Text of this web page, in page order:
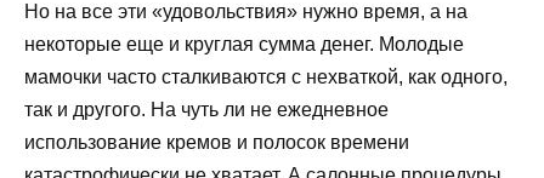
Но на все эти «удовольствия» нужно время, а на
некоторые еще и круглая сумма денег. Молодые
мамочки часто сталкиваются с нехваткой, как одного,
так и другого. На чуть ли не ежедневное
использование кремов и полосок времени